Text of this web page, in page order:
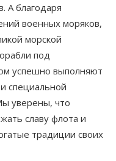
А благодаря
военных моряков,
морской
под
успешно выполняют
специальной
уверены, что
славу флота и
традиции своих